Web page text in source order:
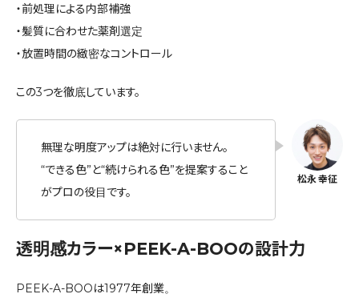
・前処理による内部補強
・髪質に合わせた薬剤選定
・放置時間の緻密なコントロール
この3つを徹底しています。
無理な明度アップは絶対に行いません。
“できる色”と“続けられる色”を提案すること
がプロの役目です。
透明感カラー×PEEK-A-BOOの設計力
PEEK-A-BOOは1977年創業。